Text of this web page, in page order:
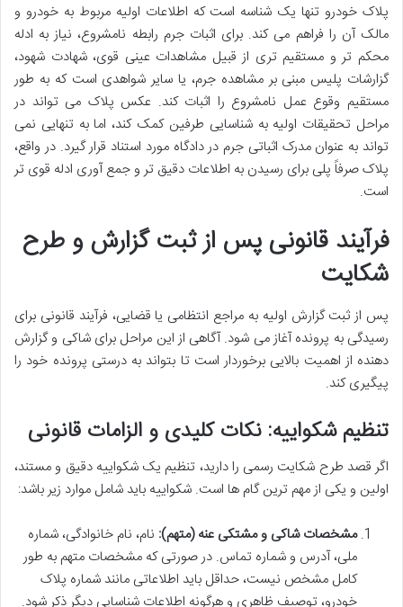
پلاک خودرو تنها یک شناسه است که اطلاعات اولیه مربوط به خودرو و
مالک آن را فراهم می کند. برای اثبات جرم رابطه نامشروع، نیاز به ادله
محکم تر و مستقیم تری از قبیل مشاهدات عینی قوی، شهادت شهود،
گزارشات پلیس مبنی بر مشاهده جرم، یا سایر شواهدی است که به طور
مستقیم وقوع عمل نامشروع را اثبات کند. عکس پلاک می تواند در
مراحل تحقیقات اولیه به شناسایی طرفین کمک کند، اما به تنهایی نمی
تواند به عنوان مدرک اثباتی جرم در دادگاه مورد استناد قرار گیرد. در واقع،
پلاک صرفاً پلی برای رسیدن به اطلاعات دقیق تر و جمع آوری ادله قوی تر
است.
فرآیند قانونی پس از ثبت گزارش و طرح
شکایت
پس از ثبت گزارش اولیه به مراجع انتظامی یا قضایی، فرآیند قانونی برای
رسیدگی به پرونده آغاز می شود. آگاهی از این مراحل برای شاکی و گزارش
دهنده از اهمیت بالایی برخوردار است تا بتواند به درستی پرونده خود را
پیگیری کند.
تنظیم شکواییه: نکات کلیدی و الزامات قانونی
اگر قصد طرح شکایت رسمی را دارید، تنظیم یک شکواییه دقیق و مستند،
اولین و یکی از مهم ترین گام ها است. شکواییه باید شامل موارد زیر باشد:
مشخصات شاکی و مشتکی عنه (متهم): نام، نام خانوادگی، شماره
ملی، آدرس و شماره تماس. در صورتی که مشخصات متهم به طور
کامل مشخص نیست، حداقل باید اطلاعاتی مانند شماره پلاک
خودرو، توصیف ظاهری و هرگونه اطلاعات شناسایی دیگر ذکر شود.